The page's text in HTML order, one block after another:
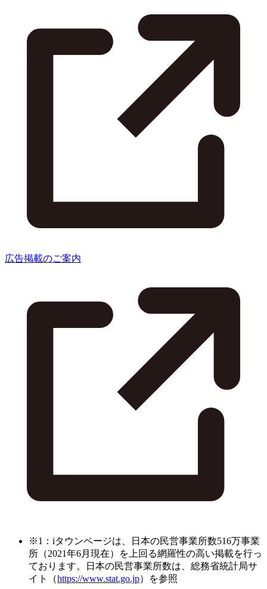
広告掲載のご案内
※1：iタウンページは、日本の民営事業所数516万事業
所（2021年6月現在）を上回る網羅性の高い掲載を行っ
ております。日本の民営事業所数は、総務省統計局サ
イト（https://www.stat.go.jp）を参照